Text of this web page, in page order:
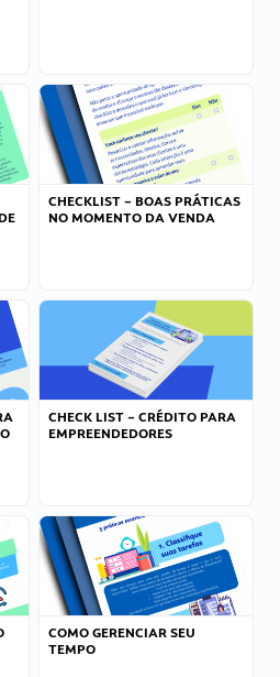
CHECKLIST – BOAS PRÁTICAS
NO MOMENTO DA VENDA
CHECK LIST – CRÉDITO PARA
EMPREENDEDORES
COMO GERENCIAR SEU
TEMPO